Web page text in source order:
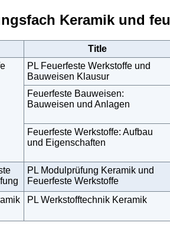
Keramik und
Title
PL Feuerfeste Werkstoffe und
Bauweisen Klausur
Feuerfeste Bauweisen:
Bauweisen und Anlagen
Feuerfeste Werkstoffe: Aufbau
und Eigenschaften
PL Modulprüfung Keramik und
Feuerfeste Werkstoffe
PL Werkstofftechnik Keramik